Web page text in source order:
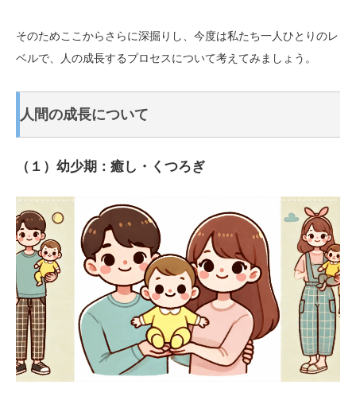
そのためここからさらに深掘りし、今度は私たち一人ひとりのレ
ベルで、人の成長するプロセスについて考えてみましょう。
人間の成長について
（１）幼少期：癒し・くつろぎ